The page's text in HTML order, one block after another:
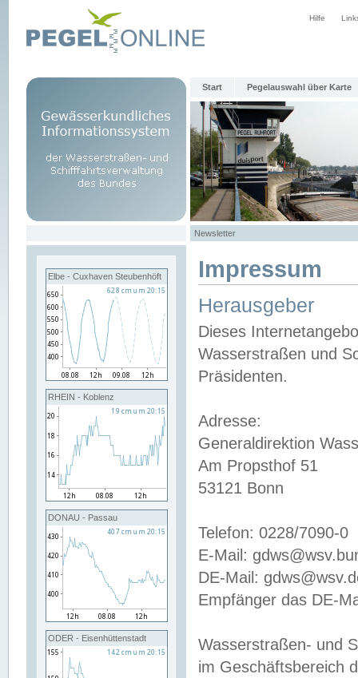
Hilfe
Start Pegelauswahl über Karte
Newsletter
Elbe - Cuxhaven Steubenhöft
RHEIN - Koblenz
DONAU - Passau
ODER - Eisenhüttenstadt
Impressum
Herausgeber
Dieses
Wasserstraßen und
Präsidenten.
Adresse:
Generaldirektion
Am Propsthof 51
53121 Bonn
Telefon: 0228/7090-0
E-Mail:
DE-Mail:
Empfänger das DE-
Wasserstraßen- und
im Geschäftsbereich